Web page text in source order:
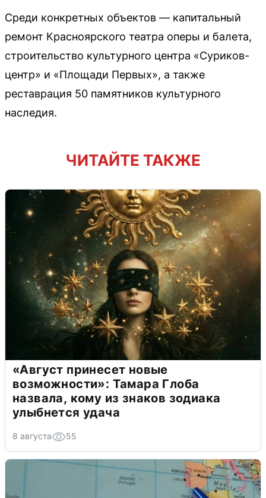
Среди конкретных объектов — капитальный
ремонт Красноярского театра оперы и балета,
строительство культурного центра «Суриков-
центр» и «Площади Первых», а также
реставрация 50 памятников культурного
наследия.
ЧИТАЙТЕ ТАКЖЕ
«Август принесет новые
возможности»: Тамара Глоба
назвала, кому из знаков зодиака
улыбнется удача
8 августа 55